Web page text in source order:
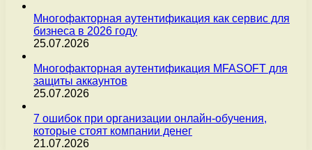
Многофакторная аутентификация как сервис для
бизнеса в 2026 году
25.07.2026
Многофакторная аутентификация MFASOFT для
защиты аккаунтов
25.07.2026
7 ошибок при организации онлайн-обучения,
которые стоят компании денег
21.07.2026